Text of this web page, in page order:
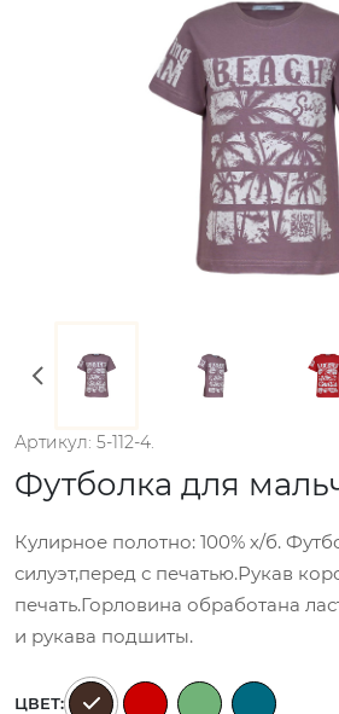
Артикул: 5-112-4.
Футболка для
Кулирное полотно: 100% х/б.
силуэт,перед с печатью.Рукав
печать.Горловина обработана
и рукава подшиты.
ЦВЕТ: